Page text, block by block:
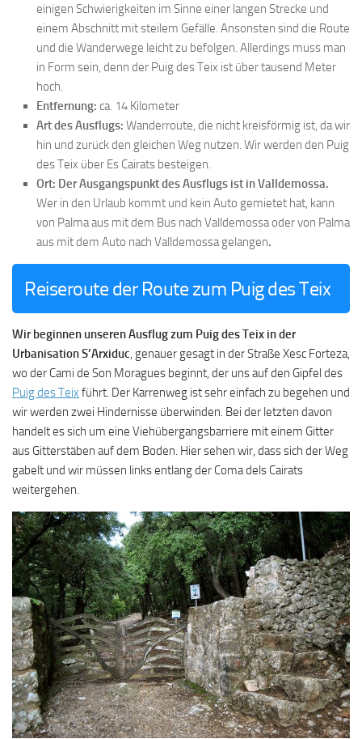
einigen Schwierigkeiten im Sinne einer langen Strecke und
einem Abschnitt mit steilem Gefälle. Ansonsten sind die Route
und die Wanderwege leicht zu befolgen. Allerdings muss man
in Form sein, denn der Puig des Teix ist über tausend Meter
hoch.
Entfernung: ca. 14 Kilometer
Art des Ausflugs: Wanderroute, die nicht kreisförmig ist, da wir
hin und zurück den gleichen Weg nutzen. Wir werden den Puig
des Teix über Es Cairats besteigen.
Ort: Der Ausgangspunkt des Ausflugs ist in Valldemossa.
Wer in den Urlaub kommt und kein Auto gemietet hat, kann
von Palma aus mit dem Bus nach Valldemossa oder von Palma
aus mit dem Auto nach Valldemossa gelangen.
Reiseroute der Route zum Puig des Teix
Wir beginnen unseren Ausflug zum Puig des Teix in der
Urbanisation S’Arxiduc , genauer gesagt in der Straße Xesc Forteza,
wo der Cami de Son Moragues beginnt, der uns auf den Gipfel des
Puig des Teix führt. Der Karrenweg ist sehr einfach zu begehen und
wir werden zwei Hindernisse überwinden. Bei der letzten davon
handelt es sich um eine Viehübergangsbarriere mit einem Gitter
aus Gitterstäben auf dem Boden. Hier sehen wir, dass sich der Weg
gabelt und wir müssen links entlang der Coma dels Cairats
weitergehen.